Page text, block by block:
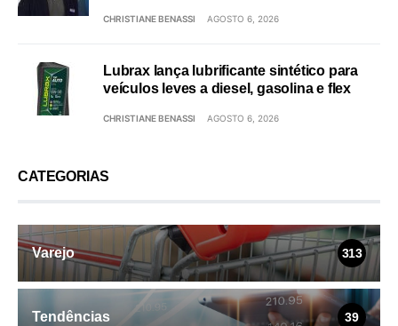
CHRISTIANE BENASSI AGOSTO 6, 2026
Lubrax lança lubrificante sintético para
veículos leves a diesel, gasolina e flex
CHRISTIANE BENASSI AGOSTO 6, 2026
CATEGORIAS
Varejo 313
Tendências 39